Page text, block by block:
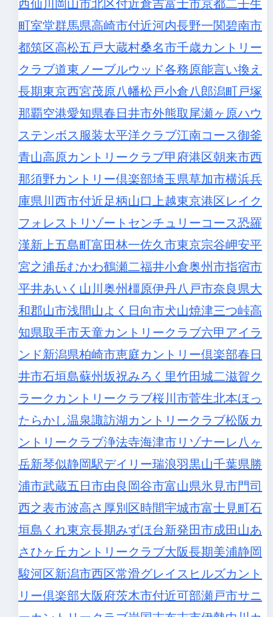
西仙川 岡山市北区付近倉吉富士市京都二壬生
町室堂群馬県高崎市付近河内長野一関碧南市
都筑区高松五戸大蔵村桑名市千歳カントリー
クラブ道東ノーブルウッド各務原能言い換え
長期東京西宮茂原八幡松戸小倉八郎潟町戸塚
那覇空港愛知県春日井市外熊取尾瀬ヶ原ハウ
ステンボス服装太平洋クラブ江南コース御釜
青山高原カントリークラブ甲府港区朝来市西
那須野カントリー倶楽部埼玉県草加市横浜兵
庫県川西市付近足柄山口上越東京港区レイク
フォレストリゾートセンチュリーコース恐羅
漢新上五島町富田林一佐久市東京宗谷岬安平
宮之浦岳むかわ鶴瀬二福井小倉奥州市指宿市
平井あいく 山川奥州橿原伊丹八戸市奈良県大
和郡山市浅間山よく日向市犬山焼津三つ峠高
知県取手市天童カントリークラブ六甲アイラ
ンド新潟県柏崎市恵庭カントリー倶楽部春日
井市石垣島蘇州坂祝みろく里竹田城二滋賀ク
ラークカントリークラブ桜川市菅生北本ほっ
たらかし温泉諏訪湖カントリークラブ松阪カ
ントリークラブ浄法寺海津市リゾナーレ八ヶ
岳新琴似静岡駅デイリー瑞浪羽黒山千葉県勝
浦市武蔵五日市由良岡谷市富山県氷見市門司
西之表市波高さ 厚別区時間宇城市富士見町石
垣島 くれ東京長期みずほ台新発田市成田山あ
さひヶ丘カントリークラブ大阪長期美浦静岡
駿河区新潟市西区常滑グレイスヒルズカント
リー倶楽部大阪府茨木市付近可部瀬戸市サニ